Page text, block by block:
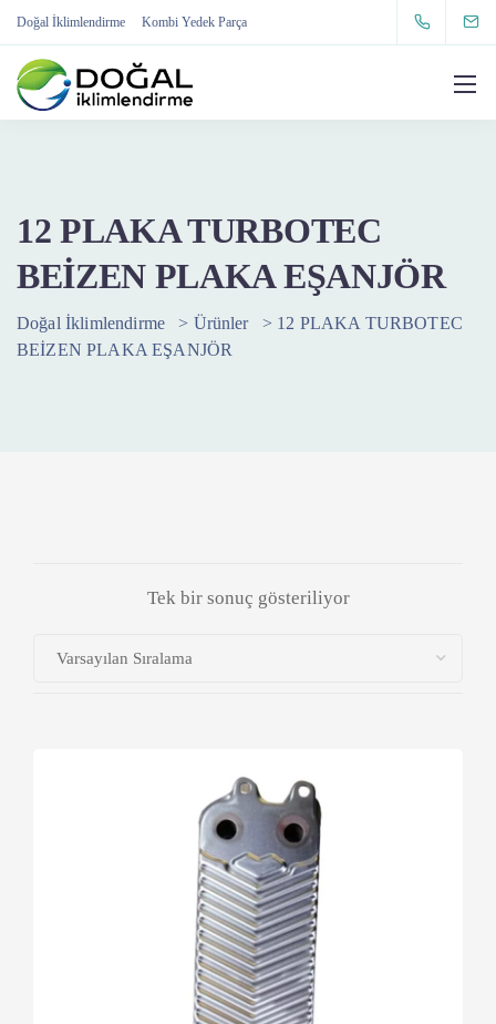
Doğal İklimlendirme Kombi Yedek Parça
12 PLAKA TURBOTEC
BEİZEN PLAKA EŞANJÖR
Doğal İklimlendirme > Ürünler > 12 PLAKA TURBOTEC
BEİZEN PLAKA EŞANJÖR
Tek bir sonuç gösteriliyor